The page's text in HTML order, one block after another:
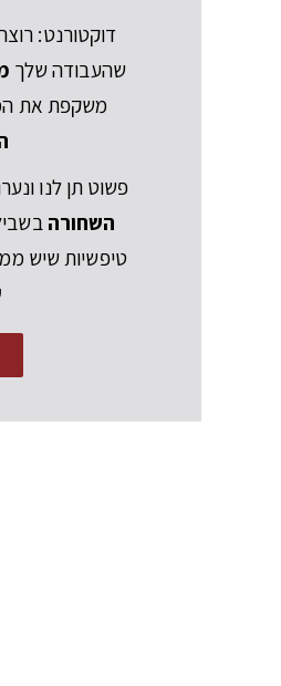
דוקטורנט:
שהעבודה שלך
משקפת את
פשוט תן לנו
השחורה
טיפשיות שיש